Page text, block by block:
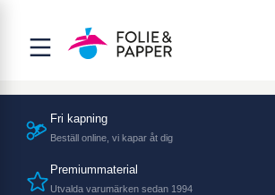
Fri kapning
Beställ online, vi kapar åt dig
Premiummaterial
Utvalda varumärken sedan 1994